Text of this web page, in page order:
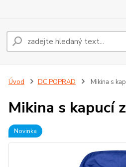
Úvod DC POPRAD Mikina s
Mikina s kapucí
Novinka